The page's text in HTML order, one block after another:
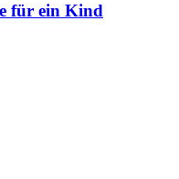
für ein Kind